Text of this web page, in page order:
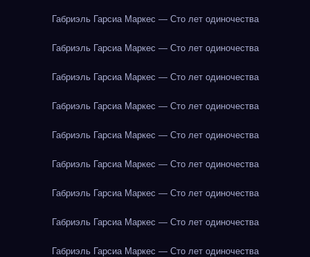
Габриэль Гарсиа Маркес — Сто лет одиночества
Габриэль Гарсиа Маркес — Сто лет одиночества
Габриэль Гарсиа Маркес — Сто лет одиночества
Габриэль Гарсиа Маркес — Сто лет одиночества
Габриэль Гарсиа Маркес — Сто лет одиночества
Габриэль Гарсиа Маркес — Сто лет одиночества
Габриэль Гарсиа Маркес — Сто лет одиночества
Габриэль Гарсиа Маркес — Сто лет одиночества
Габриэль Гарсиа Маркес — Сто лет одиночества